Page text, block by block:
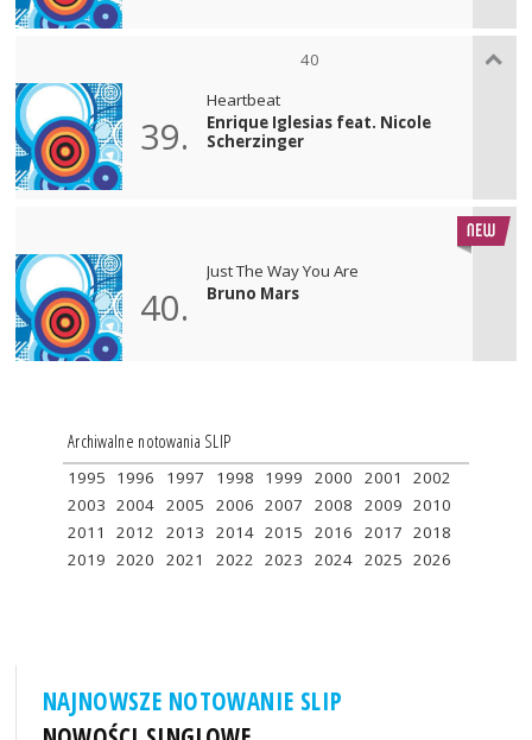
40
39.
Heartbeat
Enrique Iglesias feat. Nicole
Scherzinger
40.
Just The Way You Are
Bruno Mars
Archiwalne notowania SLIP
1995 1996 1997 1998 1999 2000 2001
2002
2003 2004 2005 2006 2007 2008 2009 2010
2011
2012 2013 2014 2015 2016 2017 2018
2019 2020 2021 2022 2023 2024 2025 2026
NAJNOWSZE NOTOWANIE SLIP